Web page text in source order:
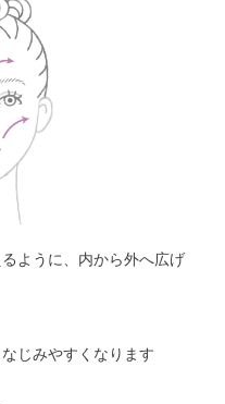
ように、内から外へ広げ
じみやすくなります